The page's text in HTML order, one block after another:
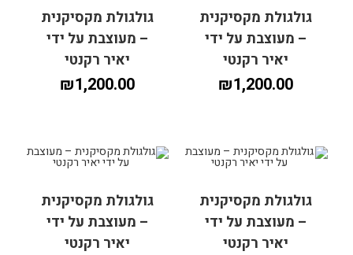
גולגולת מקסיקנית
– מעוצבת על ידי
יאיר רקנטי
₪1,200.00
גולגולת מקסיקנית
– מעוצבת על ידי
יאיר רקנטי
₪1,200.00
גולגולת מקסיקנית
– מעוצבת על ידי
יאיר רקנטי
גולגולת מקסיקנית
– מעוצבת על ידי
יאיר רקנטי